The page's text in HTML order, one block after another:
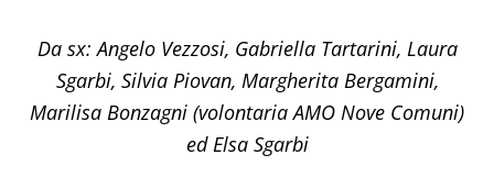
Da sx: Angelo Vezzosi, Gabriella Tartarini, Laura
Sgarbi, Silvia Piovan, Margherita Bergamini,
Marilisa Bonzagni (volontaria AMO Nove Comuni)
ed Elsa Sgarbi